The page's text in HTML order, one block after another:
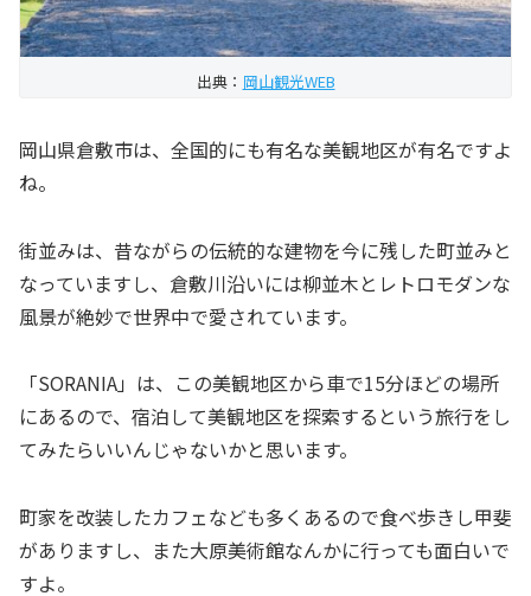
出典： 岡山観光WEB
岡山県倉敷市は、全国的にも有名な美観地区が有名ですよ
ね。
街並みは、昔ながらの伝統的な建物を今に残した町並みと
なっていますし、倉敷川沿いには柳並木とレトロモダンな
風景が絶妙で世界中で愛されています。
「SORANIA」は、この美観地区から車で15分ほどの場所
にあるので、宿泊して美観地区を探索するという旅行をし
てみたらいいんじゃないかと思います。
町家を改装したカフェなども多くあるので食べ歩きし甲斐
がありますし、また大原美術館なんかに行っても面白いで
すよ。